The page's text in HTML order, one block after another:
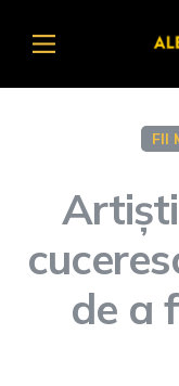
FII
de a